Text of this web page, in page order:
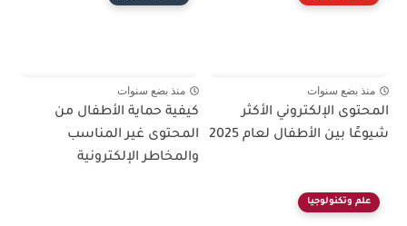
منذ بضع سنوات
المحتوى الإلكتروني الأكثر
شيوعًا بين الأطفال لعام 2025
منذ بضع سنوات
كيفية حماية الأطفال من
المحتوى غير المناسب
والمخاطر الإلكترونية
علم وتكنولوجيا